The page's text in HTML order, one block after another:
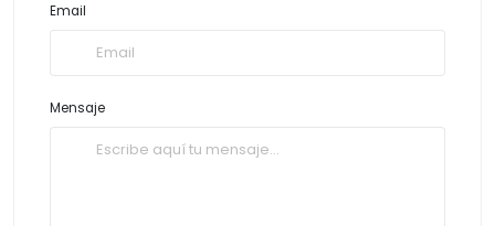
Email
Mensaje